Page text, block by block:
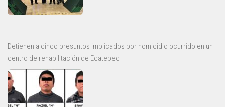
Detienen a cinco presuntos implicados por homicidio ocurrido en un
centro de rehabilitación de Ecatepec